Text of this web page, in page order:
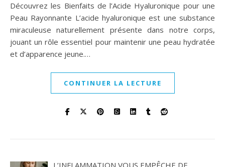
Découvrez les Bienfaits de l’Acide Hyaluronique pour une
Peau Rayonnante L’acide hyaluronique est une substance
miraculeuse naturellement présente dans notre corps,
jouant un rôle essentiel pour maintenir une peau hydratée
et d’apparence jeune.…
CONTINUER LA LECTURE
L’INFLAMMATION VOUS EMPÊCHE DE